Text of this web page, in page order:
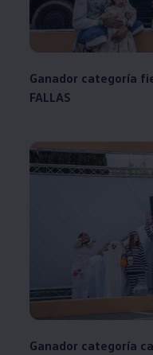
Ganador categoría
FALLAS
Ganador categoría